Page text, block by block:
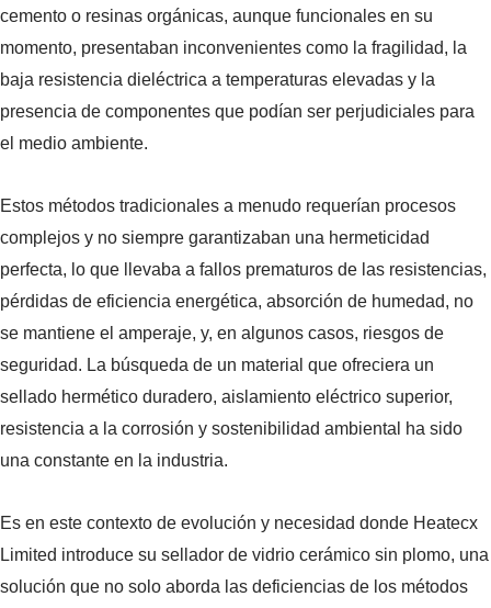
cemento o resinas orgánicas, aunque funcionales en su
momento, presentaban inconvenientes como la fragilidad, la
baja resistencia dieléctrica a temperaturas elevadas y la
presencia de componentes que podían ser perjudiciales para
el medio ambiente.
Estos métodos tradicionales a menudo requerían procesos
complejos y no siempre garantizaban una hermeticidad
perfecta, lo que llevaba a fallos prematuros de las resistencias,
pérdidas de eficiencia energética, absorción de humedad, no
se mantiene el amperaje, y, en algunos casos, riesgos de
seguridad. La búsqueda de un material que ofreciera un
sellado hermético duradero, aislamiento eléctrico superior,
resistencia a la corrosión y sostenibilidad ambiental ha sido
una constante en la industria.
Es en este contexto de evolución y necesidad donde Heatecx
Limited introduce su sellador de vidrio cerámico sin plomo, una
solución que no solo aborda las deficiencias de los métodos